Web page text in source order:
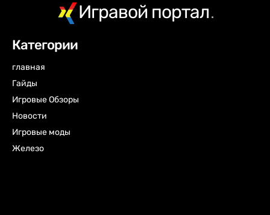
Игравой портал.
Категории
главная
Гайды
Игровые Обзоры
Новости
Игровые моды
Железо